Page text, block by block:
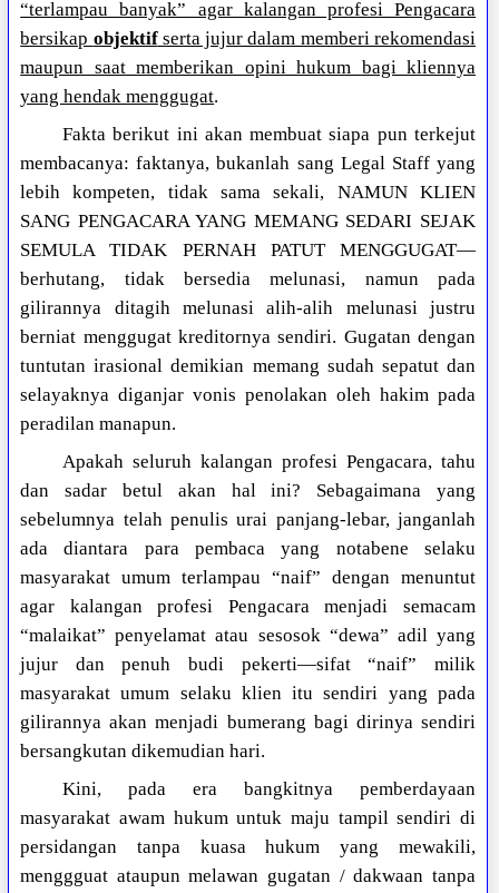
“terlampau banyak” agar kalangan profesi Pengacara
bersikap objektifserta jujur dalam memberi rekomendasi
maupun saat memberikan opini hukum bagi kliennya
yang hendak menggugat.
Fakta berikut ini akan membuat siapa pun terkejut
membacanya: faktanya, bukanlah sang Legal Staff yang
lebih kompeten, tidak sama sekali, NAMUN KLIEN
SANG PENGACARA YANG MEMANG SEDARI SEJAK
SEMULA TIDAK PERNAH PATUT MENGGUGAT—
berhutang, tidak bersedia melunasi, namun pada
gilirannya ditagih melunasi alih-alih melunasi justru
berniat menggugat kreditornya sendiri. Gugatan dengan
tuntutan irasional demikian memang sudah sepatut dan
selayaknya diganjar vonis penolakan oleh hakim pada
peradilan manapun.
Apakah seluruh kalangan profesi Pengacara, tahu
dan sadar betul akan hal ini? Sebagaimana yang
sebelumnya telah penulis urai panjang-lebar, janganlah
ada diantara para pembaca yang notabene selaku
masyarakat umum terlampau “naif” dengan menuntut
agar kalangan profesi Pengacara menjadi semacam
“malaikat” penyelamat atau sesosok “dewa” adil yang
jujur dan penuh budi pekerti—sifat “naif” milik
masyarakat umum selaku klien itu sendiri yang pada
gilirannya akan menjadi bumerang bagi dirinya sendiri
bersangkutan dikemudian hari.
Kini, pada era bangkitnya pemberdayaan
masyarakat awam hukum untuk maju tampil sendiri di
persidangan tanpa kuasa hukum yang mewakili,
menggguat ataupun melawan gugatan / dakwaan tanpa